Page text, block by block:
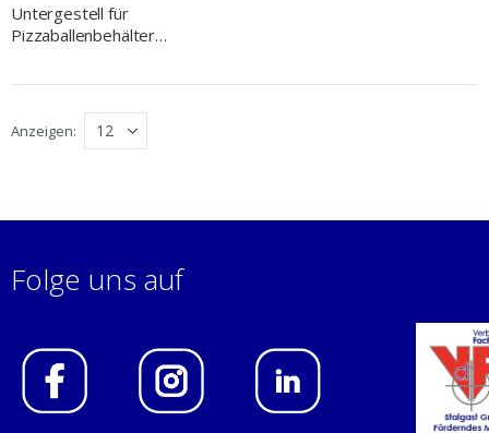
Untergestell für
Pizzaballenbehälter
Anzeigen
Folge uns auf